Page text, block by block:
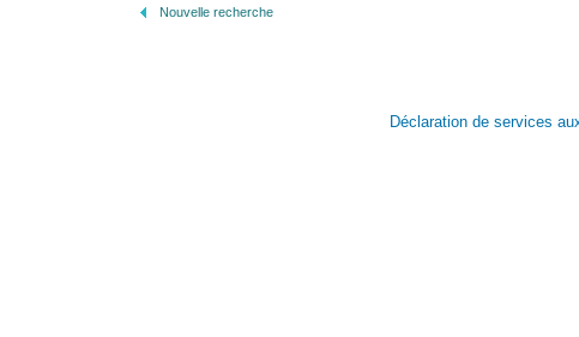
Nouvelle recherche
Déclaration de services